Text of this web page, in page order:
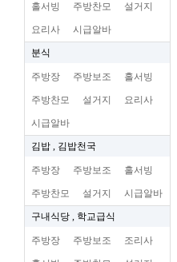
홀서빙 주방찬모 설거지
요리사 시급알바
분식
주방장 주방보조 홀서빙
주방찬모 설거지 요리사
시급알바
김밥 , 김밥천국
주방장 주방보조 홀서빙
주방찬모 설거지 시급알바
구내식당 , 학교급식
주방장 주방보조 조리사